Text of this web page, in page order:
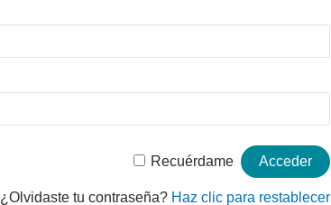
Recuérdame
¿Olvidaste tu contraseña? Haz clic para restablecer